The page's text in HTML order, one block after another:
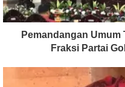
Pemandangan Umum
Fraksi Partai